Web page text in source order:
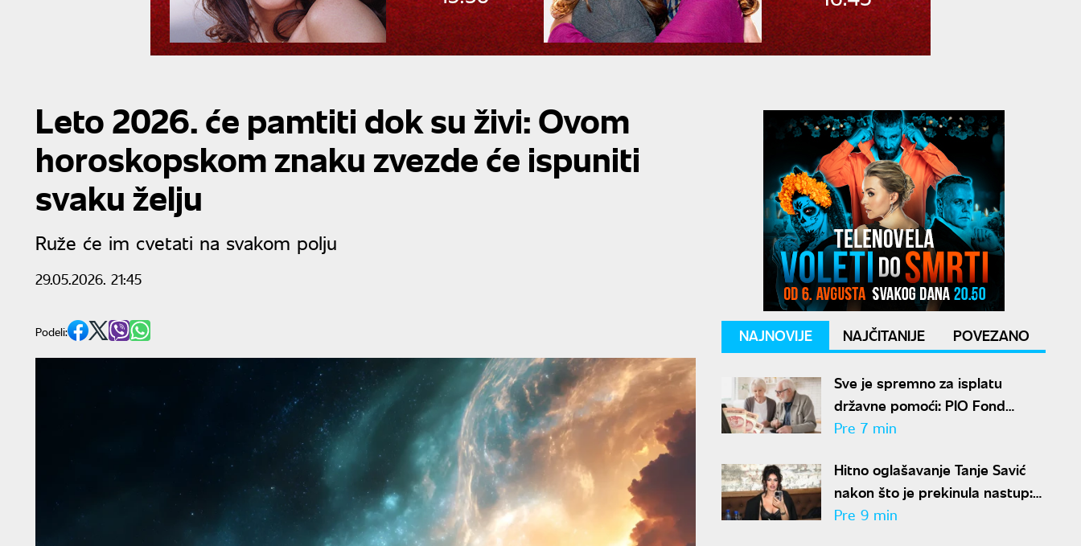
Leto 2026. će pamtiti dok su živi: Ovom
horoskopskom znaku zvezde će ispuniti
svaku želju
Ruže će im cvetati na svakom polju
29.05.2026. 21:45
Podeli: NAJNOVIJE NAJČITANIJE POVEZANO
Sve je spremno za isplatu
državne pomoći: PIO Fond
saopštio kada penzioneri
Pre 7 min
Hitno oglašavanje Tanje Savić
nakon što je prekinula nastup:
"Mnogo znači"
Pre 9 min